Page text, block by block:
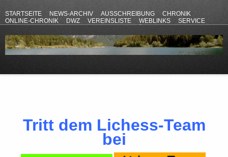
STARTSEITE NEWS-ARCHIV AUSSCHREIBUNG
CHRONIK
ONLINE-CHRONIK
DWZ VEREINSLISTE WEBLINKS
SERVICE
Tritt dem Lichess-Team
bei